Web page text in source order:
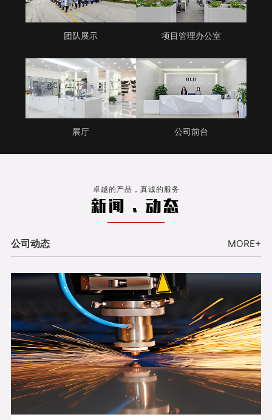
团队展示 项目管理办公室
展厅 公司前台
卓越的产品，真诚的服务
新闻 . 动态
公司动态 MORE+